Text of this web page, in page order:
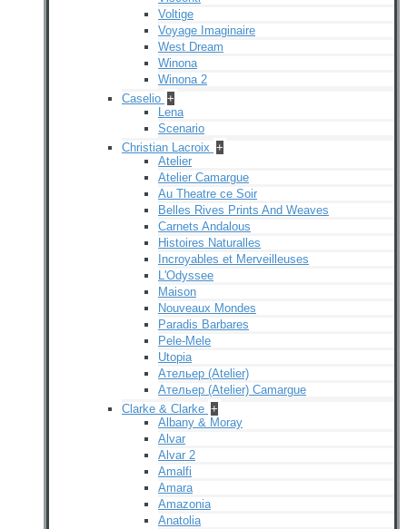
Voltige
Voyage Imaginaire
West Dream
Winona
Winona 2
Caselio +
Lena
Scenario
Christian Lacroix +
Atelier
Atelier Camargue
Au Theatre ce Soir
Belles Rives Prints And Weaves
Carnets Andalous
Histoires Naturalles
Incroyables et Merveilleuses
L'Odyssee
Maison
Nouveaux Mondes
Paradis Barbares
Pele-Mele
Utopia
Ательер (Atelier)
Ательер (Atelier) Camargue
Clarke & Clarke +
Albany & Moray
Alvar
Alvar 2
Amalfi
Amara
Amazonia
Anatolia